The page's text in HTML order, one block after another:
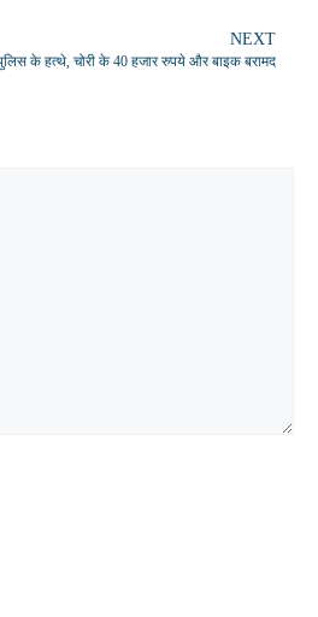
NEXT
के हत्थे, चोरी के 40 हजार रुपये और बाइक बरामद